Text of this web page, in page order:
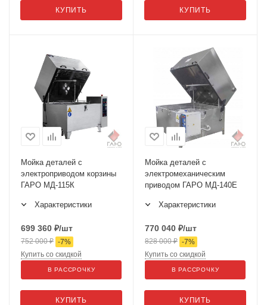
КУПИТЬ КУПИТЬ
Мойка деталей с
электроприводом корзины
ГАРО МД-115К
Характеристики
699 360 ₽/шт
752 000₽ -7%
КУПИТЬ
Купить со скидкой
В РАССРОЧКУ
Мойка деталей с
электромеханическим
приводом ГАРО МД-140Е
Характеристики
770 040 ₽/шт
828 000₽ -7%
КУПИТЬ
Купить со скидкой
В РАССРОЧКУ